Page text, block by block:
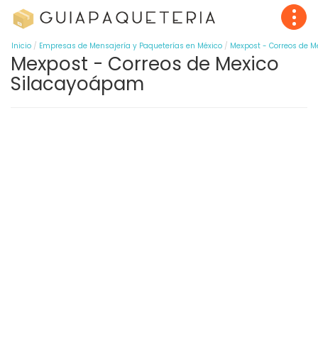
Inicio Empresas de Mensajería y Paqueterías en México Mexpost - Correos de
Mexpost - Correos de Mexico
Silacayoápam